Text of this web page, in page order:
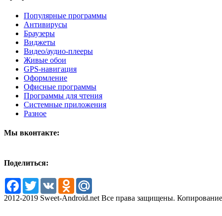
Популярные программы
Антивирусы
Браузеры
Виджеты
Видео/аудио-плееры
Живые обои
GPS-навигация
Оформление
Офисные программы
Программы для чтения
Системные приложения
Разное
Мы вконтакте:
Поделиться:
Facebook
TwitterVK Odnoklassniki
2012-2019 Sweet-Android.net Все права защищены.